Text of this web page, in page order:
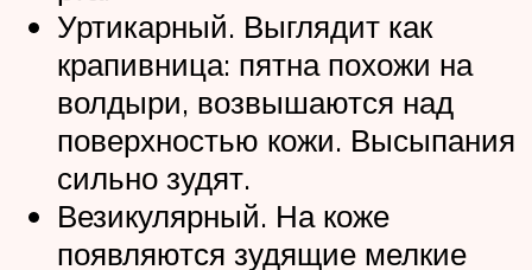
Уртикарный. Выглядит как
крапивница: пятна похожи на
волдыри, возвышаются над
поверхностью кожи. Высыпания
сильно зудят.
Везикулярный. На коже
появляются зудящие мелкие